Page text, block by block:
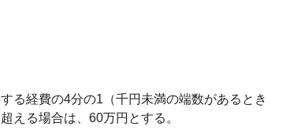
る経費の4分の1（千円未満の端数があるとき
える場合は、60万円とする。